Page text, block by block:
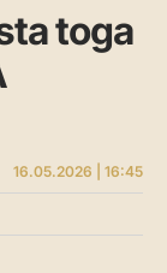
toga
16.05.2026 | 16:45